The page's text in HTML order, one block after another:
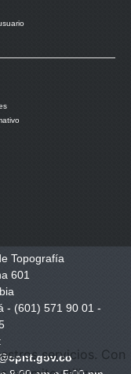
Topografía
601
- (601) 571 90 01 -
servicios. Con